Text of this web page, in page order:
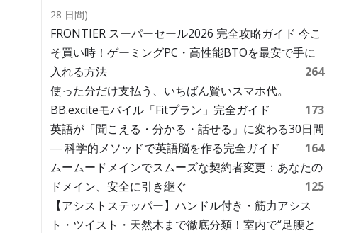
28 日間)
FRONTIER スーパーセール2026 完全攻略ガイド 今こ
そ買い時！ゲーミングPC・高性能BTOを最安で手に
入れる方法
264
使った分だけ支払う、いちばん賢いスマホ代。
BB.exciteモバイル「Fitプラン」完全ガイド
173
英語が「聞こえる・分かる・話せる」に変わる30日間
― 科学的メソッドで英語脳を作る完全ガイド
164
ムームードメインでスムーズな契約者変更：あなたの
ドメイン、安全に引き継ぐ
125
【アシストステッパー】ハンドル付き・筋力アシス
ト・ツイスト・天然木まで徹底分類！室内で“足腰と